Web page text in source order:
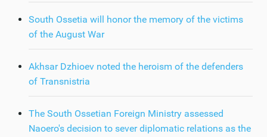
South Ossetia will honor the memory of the victims
of the August War
Akhsar Dzhioev noted the heroism of the defenders
of Transnistria
The South Ossetian Foreign Ministry assessed
Naoero's decision to sever diplomatic relations as the